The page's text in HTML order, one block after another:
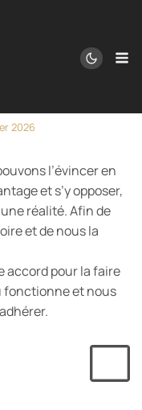
2026
l’évincer en
et s’y opposer,
réalité. Afin de
et de nous la
accord pour la faire
fonctionne et nous